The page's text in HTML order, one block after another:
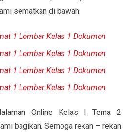
sematkan di bawah.
1 Lembar Kelas 1 Dokumen
1 Lembar Kelas 1 Dokumen
1 Lembar Kelas 1 Dokumen
1 Lembar Kelas 1 Dokumen
Online Kelas I Tema 2
bagikan. Semoga rekan – rekan